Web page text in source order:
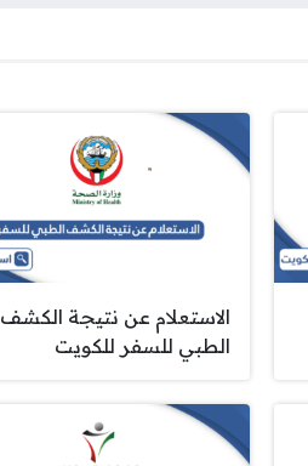
الاستعلام عن نتيجة الكشف
الطبي للسفر للكويت